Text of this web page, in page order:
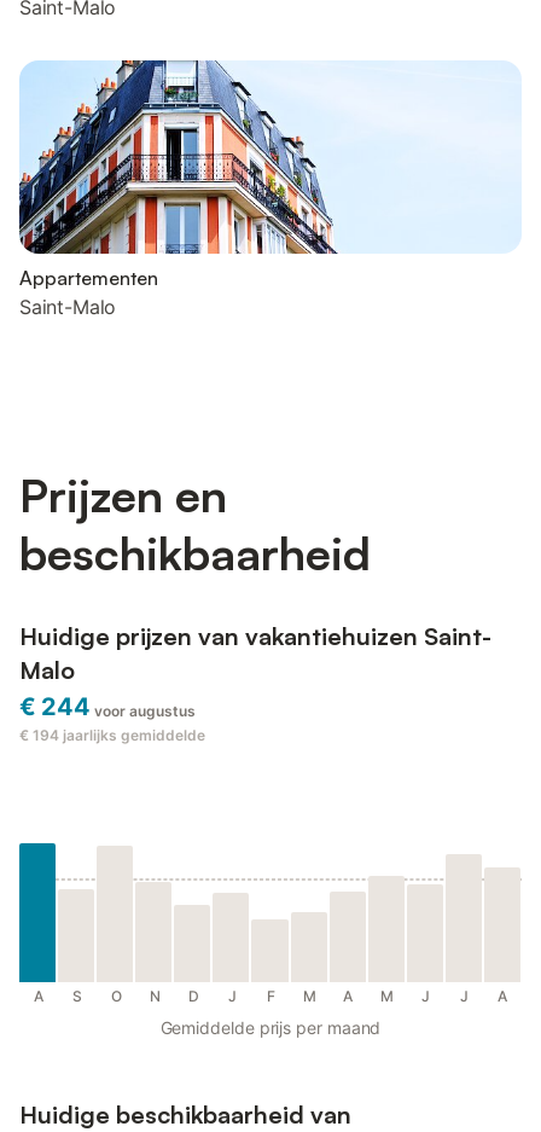
Saint-Malo
Appartementen
Saint-Malo
Prijzen en
beschikbaarheid
Huidige prijzen van vakantiehuizen Saint-
Malo
€ 244 voor augustus
€ 194 jaarlijks gemiddelde
A S O N D J F M A M J J A
Gemiddelde prijs per maand
Huidige beschikbaarheid van